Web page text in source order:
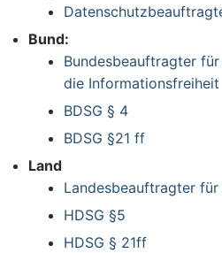
Bund:
Bundesbeauftragter
die Informationsfreiheit
BDSG § 4
BDSG §21 ff
Land
Landesbeauftragter
HDSG §5
HDSG § 21ff